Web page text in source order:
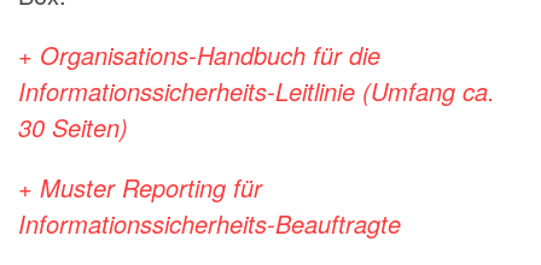
+ Organisations-Handbuch für die
Informationssicherheits-Leitlinie (Umfang ca.
30 Seiten)
+ Muster Reporting für
Informationssicherheits-Beauftragte